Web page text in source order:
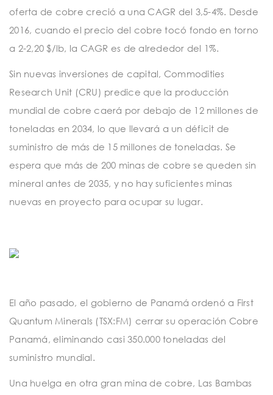
oferta de cobre creció a una CAGR del 3,5-4%. Desde
2016, cuando el precio del cobre tocó fondo en torno
a 2-2,20 $/lb, la CAGR es de alrededor del 1%.
Sin nuevas inversiones de capital, Commodities
Research Unit (CRU) predice que la producción
mundial de cobre caerá por debajo de 12 millones de
toneladas en 2034, lo que llevará a un déficit de
suministro de más de 15 millones de toneladas. Se
espera que más de 200 minas de cobre se queden sin
mineral antes de 2035, y no hay suficientes minas
nuevas en proyecto para ocupar su lugar.
El año pasado, el gobierno de Panamá ordenó a First
Quantum Minerals (TSX:FM) cerrar su operación Cobre
Panamá, eliminando casi 350.000 toneladas del
suministro mundial.
Una huelga en otra gran mina de cobre, Las Bambas